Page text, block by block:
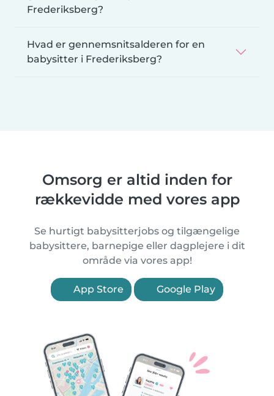
Frederiksberg?
Hvad er gennemsnitsalderen for en
babysitter i Frederiksberg?
Omsorg er altid inden for
rækkevidde med vores app
Se hurtigt babysitterjobs og tilgængelige
babysittere, barnepige eller dagplejere i dit
område via vores app!
App Store Google Play